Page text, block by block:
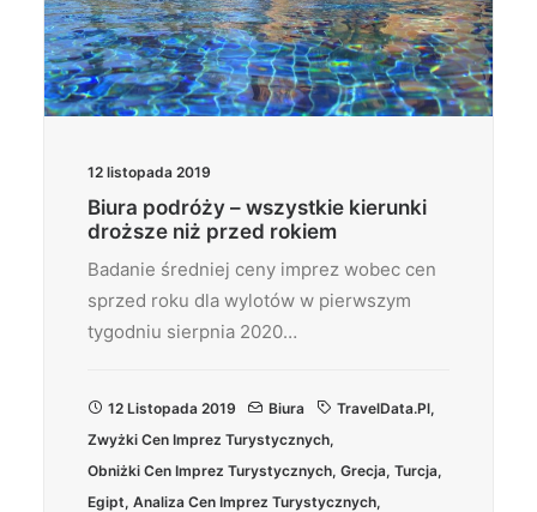
12 listopada 2019
Biura podróży – wszystkie kierunki
droższe niż przed rokiem
Badanie średniej ceny imprez wobec cen
sprzed roku dla wylotów w pierwszym
tygodniu sierpnia 2020…
12 Listopada 2019 Biura TravelData.pl,
Zwyżki Cen Imprez Turystycznych,
Obniżki Cen Imprez Turystycznych, Grecja, Turcja,
Egipt, Analiza Cen Imprez Turystycznych,